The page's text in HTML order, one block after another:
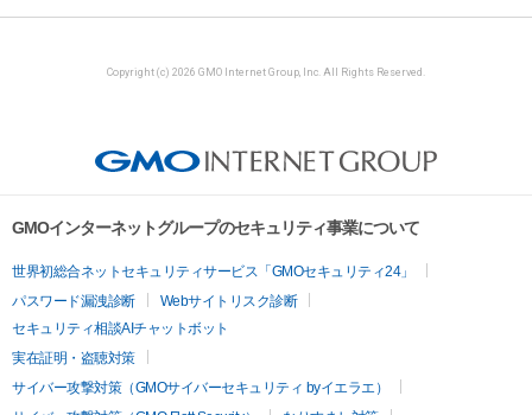
Copyright (c) 2026 GMO Internet Group, Inc. All Rights Reserved.
GMOインターネットグループのセキュリティ事業について
世界初総合ネットセキュリティサービス「GMOセキュリティ24」
パスワード漏洩診断
Webサイトリスク診断
セキュリティ相談AIチャットボット
実在証明・盗聴対策
サイバー攻撃対策（GMOサイバーセキュリティ byイエラエ）